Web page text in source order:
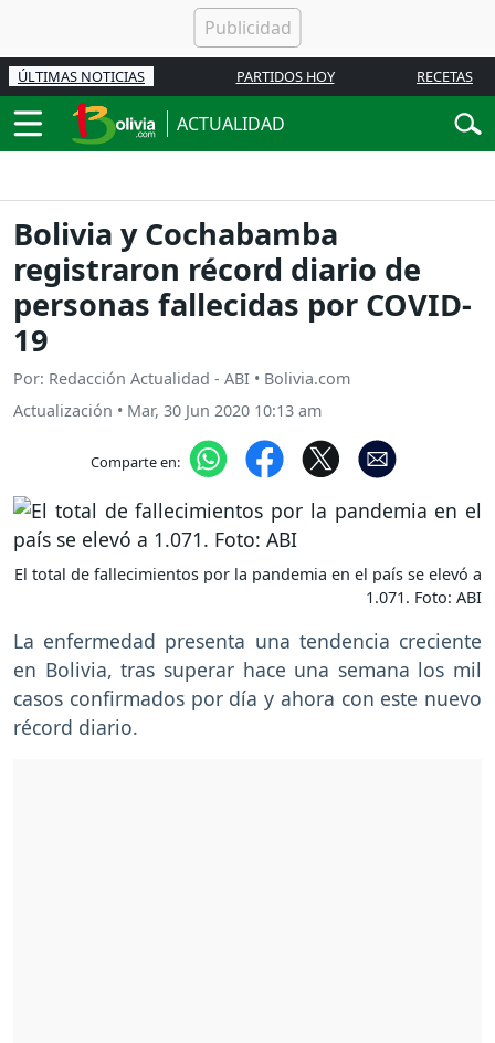
ÚLTIMAS NOTICIAS PARTIDOS HOY RECETAS
ACTUALIDAD
Bolivia y Cochabamba
registraron récord diario de
personas fallecidas por COVID-
19
Por: Redacción Actualidad - ABI • Bolivia.com
Actualización • Mar, 30 Jun 2020 10:13 am
Comparte en:
El total de fallecimientos por la pandemia en el país se elevó a
1.071. Foto: ABI
La enfermedad presenta una tendencia creciente
en Bolivia, tras superar hace una semana los mil
casos confirmados por día y ahora con este nuevo
récord diario.